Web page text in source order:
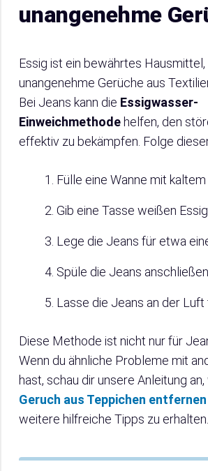
unangenehme
Essig ist ein bewährtes Hausmittel,
unangenehme Gerüche aus
Bei Jeans kann die Essigwasser-
Einweichmethode helfen, den
effektiv zu bekämpfen. Folge
Fülle eine Wanne mit kaltem
Gib eine Tasse weißen Essig
Lege die Jeans für etwa
Spüle die Jeans
Lasse die Jeans an der Luft
Diese Methode ist nicht nur für
Wenn du ähnliche Probleme mit
hast, schau dir unsere Anleitung
Geruch aus Teppichen entfernen
weitere hilfreiche Tipps zu erhalten.